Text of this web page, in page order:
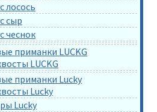
лосось
сыр
чеснок
приманки LUCKG
LUCKG
приманки Lucky
Lucky
Lucky